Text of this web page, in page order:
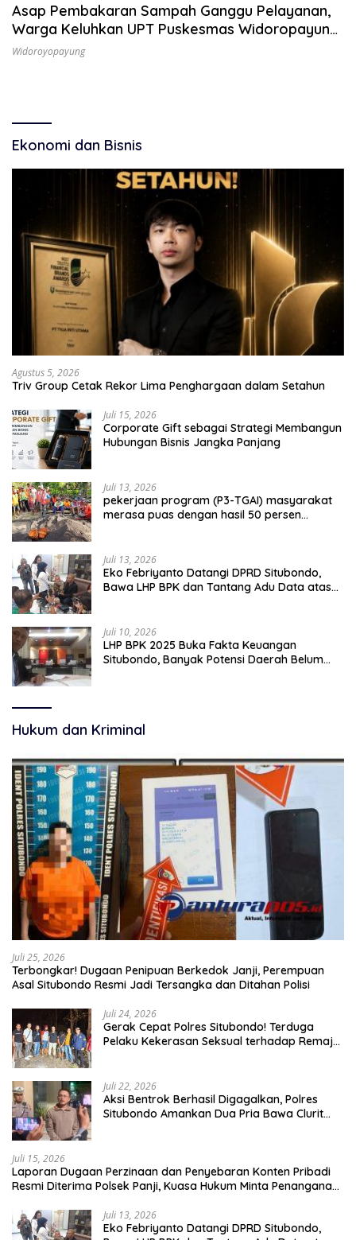
Asap Pembakaran Sampah Ganggu Pelayanan,
Warga Keluhkan UPT Puskesmas Widoropayung
Situbondo
Widoroyopayung
Ekonomi dan Bisnis
Agustus 5, 2026
Triv Group Cetak Rekor Lima Penghargaan dalam Setahun
Juli 15, 2026
Corporate Gift sebagai Strategi Membangun
Hubungan Bisnis Jangka Panjang
Juli 13, 2026
pekerjaan program (P3-TGAI) masyarakat
merasa puas dengan hasil 50 persen
Juli 13, 2026
Eko Febriyanto Datangi DPRD Situbondo,
Bawa LHP BPK dan Tantang Adu Data atas
Juli 10, 2026
LHP BPK 2025 Buka Fakta Keuangan
Situbondo, Banyak Potensi Daerah Belum
Hukum dan Kriminal
Juli 25, 2026
Terbongkar! Dugaan Penipuan Berkedok Janji, Perempuan
Asal Situbondo Resmi Jadi Tersangka dan Ditahan Polisi
Juli 24, 2026
Gerak Cepat Polres Situbondo! Terduga
Pelaku Kekerasan Seksual terhadap Remaja
Juli 22, 2026
Aksi Bentrok Berhasil Digagalkan, Polres
Situbondo Amankan Dua Pria Bawa Clurit
Juli 15, 2026
Laporan Dugaan Perzinaan dan Penyebaran Konten Pribadi
Resmi Diterima Polsek Panji, Kuasa Hukum Minta Penanganan
Juli 13, 2026
Eko Febriyanto Datangi DPRD Situbondo,